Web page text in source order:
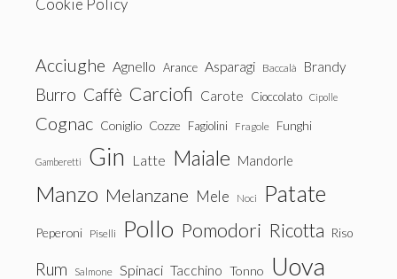
Cookie Policy
Acciughe Agnello Arance Asparagi Baccalà Brandy
Burro Caffè Carciofi Carote Cioccolato Cipolle
Cognac Coniglio Cozze Fagiolini Fragole Funghi
Gamberetti Gin Latte Maiale Mandorle
Manzo Melanzane Mele Noci Patate
Peperoni Piselli Pollo Pomodori Ricotta Riso
Rum Salmone Spinaci Tacchino Tonno Uova